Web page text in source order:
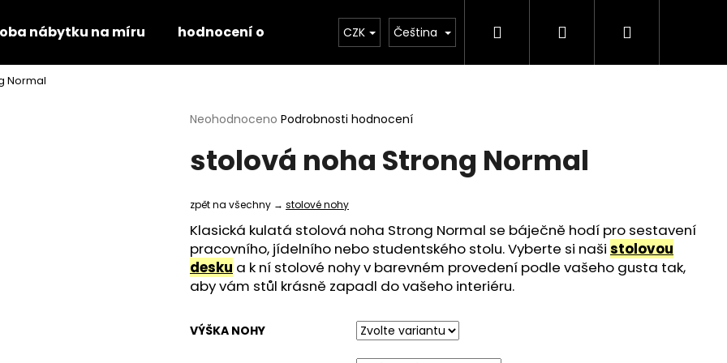
nábytku na míru hodnocení obchodu kontakt
CZK Čeština Hledat PřihlášeníNákupní
Normal
Průměrné
produktu
je
5
hvězdiček.
Neohodnoceno Podrobnosti hodnocení
stolová noha Strong Normal
zpět na všechny → stolové nohy
Klasická kulatá stolová noha Strong Normal se báječně hodí pro sestavení
pracovního, jídelního nebo studentského stolu. Vyberte si naši stolovou
desku a k ní stolové nohy v barevném provedení podle vašeho gusta tak,
aby vám stůl krásně zapadl do vašeho interiéru.
VÝŠKA NOHY
Co potřebujete najít?
HLEDAT